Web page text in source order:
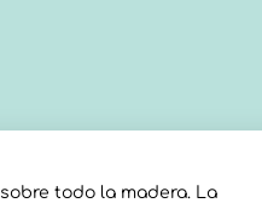
todo la madera. La